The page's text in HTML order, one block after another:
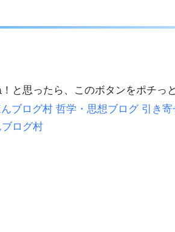
と思ったら、このボタンをポチっ
ログ村